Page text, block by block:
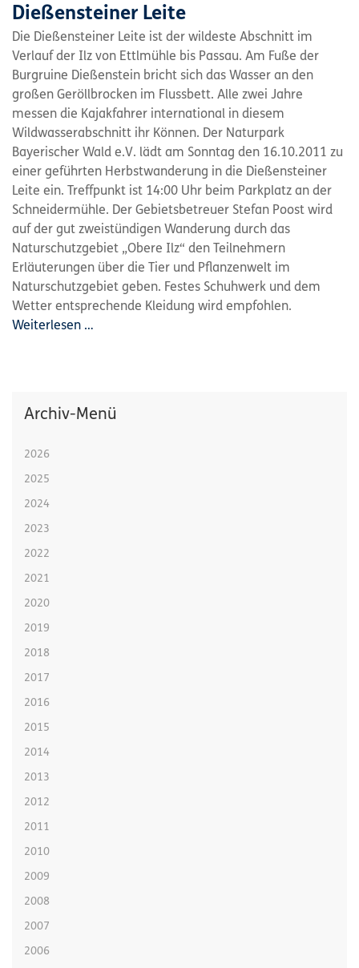
Dießensteiner Leite
Die Dießensteiner Leite ist der wildeste Abschnitt im
Verlauf der Ilz von Ettlmühle bis Passau. Am Fuße der
Burgruine Dießenstein bricht sich das Wasser an den
großen Geröllbrocken im Flussbett. Alle zwei Jahre
messen die Kajakfahrer international in diesem
Wildwasserabschnitt ihr Können. Der Naturpark
Bayerischer Wald e.V. lädt am Sonntag den 16.10.2011 zu
einer geführten Herbstwanderung in die Dießensteiner
Leite ein. Treffpunkt ist 14:00 Uhr beim Parkplatz an der
Schneidermühle. Der Gebietsbetreuer Stefan Poost wird
auf der gut zweistündigen Wanderung durch das
Naturschutzgebiet „Obere Ilz“ den Teilnehmern
Erläuterungen über die Tier und Pflanzenwelt im
Naturschutzgebiet geben. Festes Schuhwerk und dem
Wetter entsprechende Kleidung wird empfohlen.
Weiterlesen …
Archiv-Menü
2026
2025
2024
2023
2022
2021
2020
2019
2018
2017
2016
2015
2014
2013
2012
2011
2010
2009
2008
2007
2006